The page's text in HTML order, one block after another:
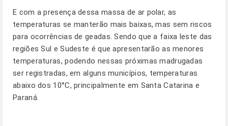
E com a presença dessa massa de ar polar, as
temperaturas se manterão mais baixas, mas sem riscos
para ocorrências de geadas. Sendo que a faixa leste das
regiões Sul e Sudeste é que apresentarão as menores
temperaturas, podendo nessas próximas madrugadas
ser registradas, em alguns municípios, temperaturas
abaixo dos 10°C, principalmente em Santa Catarina e
Paraná.